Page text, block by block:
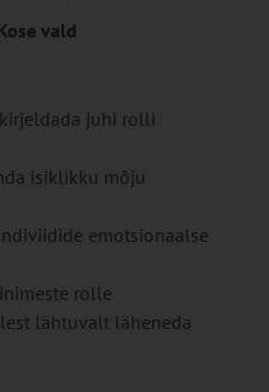
vald
juhi rolli
isiklikku mõju
emotsionaalse
rolle
lähtuvalt läheneda